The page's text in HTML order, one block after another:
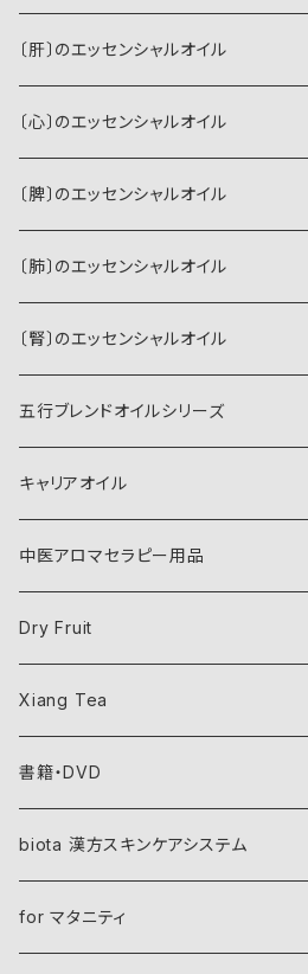
〔肝〕のエッセンシャルオイル
〔心〕のエッセンシャルオイル
〔脾〕のエッセンシャルオイル
〔肺〕のエッセンシャルオイル
〔腎〕のエッセンシャルオイル
五行ブレンドオイルシリーズ
キャリアオイル
中医アロマセラピー用品
Dry Fruit
Xiang Tea
書籍・DVD
biota 漢方スキンケアシステム
for マタニティ